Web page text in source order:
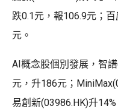
跌0.1元，報106.9元；
元。
AI概念股個別發展，智
元，升186元；
易創新(03986.HK)升